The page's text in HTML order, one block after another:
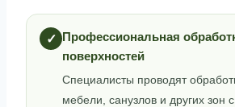
✓ Профессиональная
поверхностей
Специалисты проводят
мебели, санузлов и других зон